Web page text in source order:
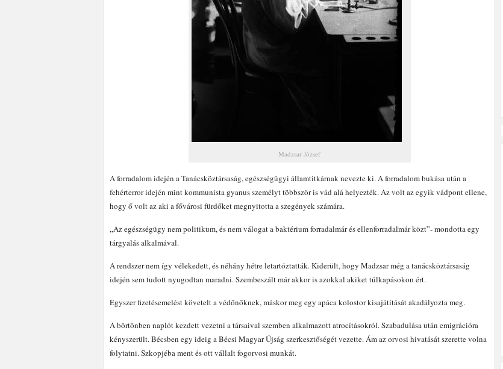
Madzsar József
A forradalom idején a Tanácsköztársaság, egészségügyi államtitkárnak nevezte ki. A forradalom bukása után a
fehérterror idején mint kommunista gyanus személyt többször is vád alá helyezték. Az volt az egyik vádpont ellene,
hogy ő volt az aki a fővárosi fürdőket megnyitotta a szegények számára.
„Az egészségügy nem politikum, és nem válogat a baktérium forradalmár és ellenforradalmár közt”- mondotta egy
tárgyalás alkalmával.
A rendszer nem így vélekedett, és néhány hétre letartóztatták. Kiderült, hogy Madzsar még a tanácsköztársaság
idején sem tudott nyugodtan maradni. Szembeszált már akkor is azokkal akiket túlkapásokon ért.
Egyszer fizetésemelést követelt a védőnőknek, máskor meg egy apáca kolostor kisajátítását akadályozta meg.
A börtönben naplót kezdett vezetni a társaival szemben alkalmazott atrocításokról. Szabadulása után emigrációra
kényszerült. Bécsben egy ideig a Bécsi Magyar Újság szerkesztőségét vezette. Ám az orvosi hivatását szerette volna
folytatni. Szkopjéba ment és ott vállalt fogorvosi munkát.